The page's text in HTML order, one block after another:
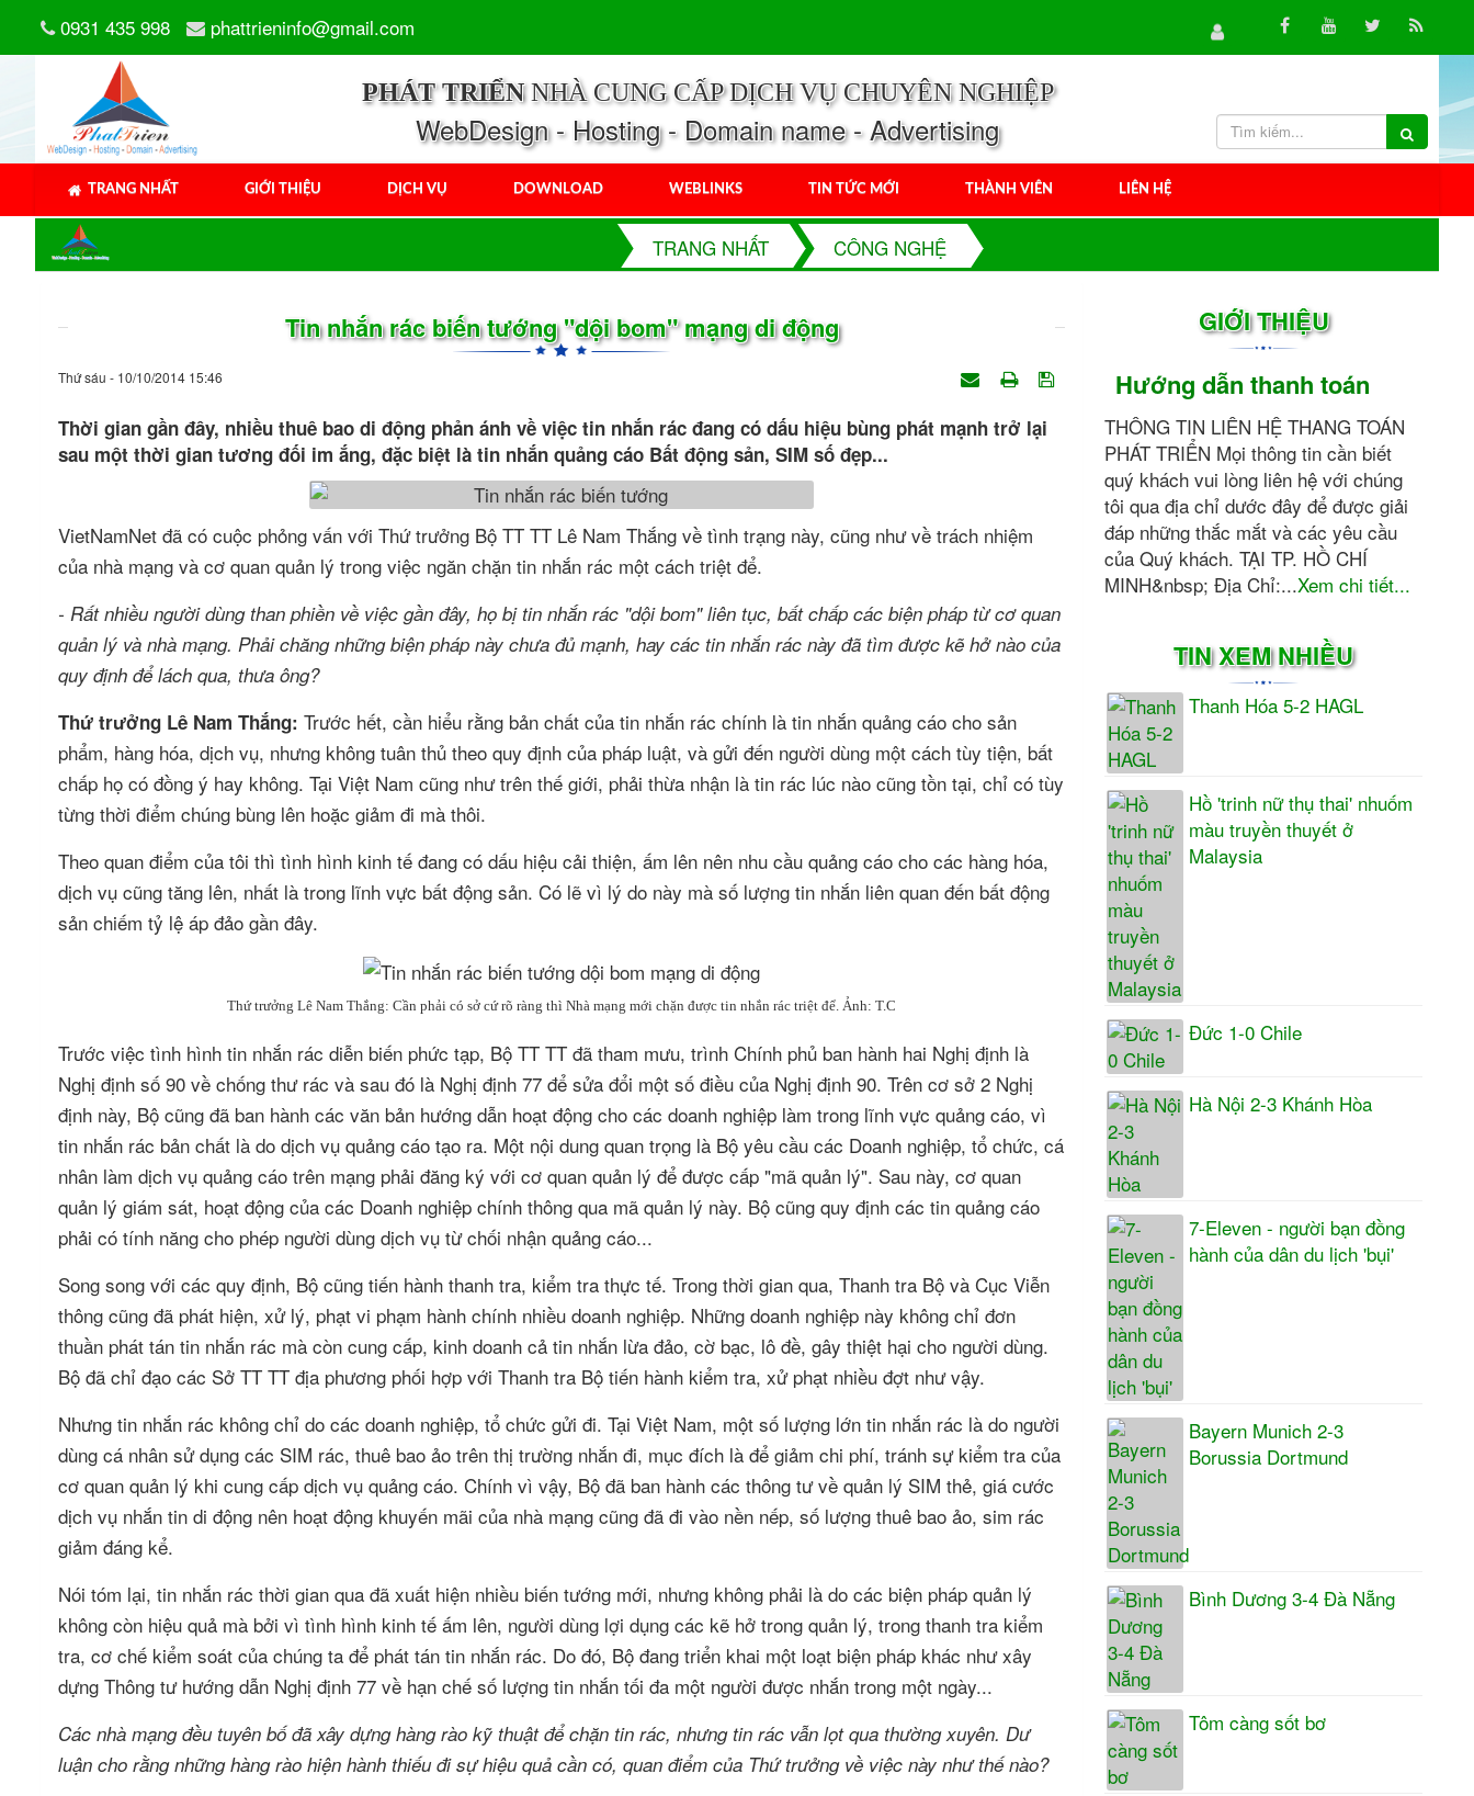
0931 435 998 phattrieninfo@gmail.com
PHÁT TRIỂNNHÀ CUNG CẤP DỊCH VỤ CHUYÊN NGHIỆP
WebDesign - Hosting - Domain name - Advertising
TRANG NHẤT GIỚI THIỆU DỊCH VỤ DOWNLOAD WEBLINKS TIN TỨC MỚI THÀNH VIÊN LIÊN HỆ
TRANG NHẤT CÔNG NGHỆ
Tin nhắn rác biến tướng "dội bom" mạng di động
Thứ sáu - 10/10/2014 15:46
Thời gian gần đây, nhiều thuê bao di động phản ánh về việc tin nhắn rác đang có dấu hiệu bùng phát mạnh trở lại
sau một thời gian tương đối im ắng, đặc biệt là tin nhắn quảng cáo Bất động sản, SIM số đẹp...
VietNamNet đã có cuộc phỏng vấn với Thứ trưởng Bộ TT TT Lê Nam Thắng về tình trạng này, cũng như về trách nhiệm
của nhà mạng và cơ quan quản lý trong việc ngăn chặn tin nhắn rác một cách triệt để.
- Rất nhiều người dùng than phiền về việc gần đây, họ bị tin nhắn rác "dội bom" liên tục, bất chấp các biện pháp từ cơ quan
quản lý và nhà mạng. Phải chăng những biện pháp này chưa đủ mạnh, hay các tin nhắn rác này đã tìm được kẽ hở nào của
quy định để lách qua, thưa ông?
Thứ trưởng Lê Nam Thắng: Trước hết, cần hiểu rằng bản chất của tin nhắn rác chính là tin nhắn quảng cáo cho sản
phẩm, hàng hóa, dịch vụ, nhưng không tuân thủ theo quy định của pháp luật, và gửi đến người dùng một cách tùy tiện, bất
chấp họ có đồng ý hay không. Tại Việt Nam cũng như trên thế giới, phải thừa nhận là tin rác lúc nào cũng tồn tại, chỉ có tùy
từng thời điểm chúng bùng lên hoặc giảm đi mà thôi.
Theo quan điểm của tôi thì tình hình kinh tế đang có dấu hiệu cải thiện, ấm lên nên nhu cầu quảng cáo cho các hàng hóa,
dịch vụ cũng tăng lên, nhất là trong lĩnh vực bất động sản. Có lẽ vì lý do này mà số lượng tin nhắn liên quan đến bất động
sản chiếm tỷ lệ áp đảo gần đây.
Thứ trưởng Lê Nam Thắng: Cần phải có sở cứ rõ ràng thì Nhà mạng mới chặn được tin nhắn rác triệt để. Ảnh: T.C
Trước việc tình hình tin nhắn rác diễn biến phức tạp, Bộ TT TT đã tham mưu, trình Chính phủ ban hành hai Nghị định là
Nghị định số 90 về chống thư rác và sau đó là Nghị định 77 để sửa đổi một số điều của Nghị định 90. Trên cơ sở 2 Nghị
định này, Bộ cũng đã ban hành các văn bản hướng dẫn hoạt động cho các doanh nghiệp làm trong lĩnh vực quảng cáo, vì
tin nhắn rác bản chất là do dịch vụ quảng cáo tạo ra. Một nội dung quan trọng là Bộ yêu cầu các Doanh nghiệp, tổ chức, cá
nhân làm dịch vụ quảng cáo trên mạng phải đăng ký với cơ quan quản lý để được cấp "mã quản lý". Sau này, cơ quan
quản lý giám sát, hoạt động của các Doanh nghiệp chính thông qua mã quản lý này. Bộ cũng quy định các tin quảng cáo
phải có tính năng cho phép người dùng dịch vụ từ chối nhận quảng cáo...
Song song với các quy định, Bộ cũng tiến hành thanh tra, kiểm tra thực tế. Trong thời gian qua, Thanh tra Bộ và Cục Viễn
thông cũng đã phát hiện, xử lý, phạt vi phạm hành chính nhiều doanh nghiệp. Những doanh nghiệp này không chỉ đơn
thuần phát tán tin nhắn rác mà còn cung cấp, kinh doanh cả tin nhắn lừa đảo, cờ bạc, lô đề, gây thiệt hại cho người dùng.
Bộ đã chỉ đạo các Sở TT TT địa phương phối hợp với Thanh tra Bộ tiến hành kiểm tra, xử phạt nhiều đợt như vậy.
Nhưng tin nhắn rác không chỉ do các doanh nghiệp, tổ chức gửi đi. Tại Việt Nam, một số lượng lớn tin nhắn rác là do người
dùng cá nhân sử dụng các SIM rác, thuê bao ảo trên thị trường nhắn đi, mục đích là để giảm chi phí, tránh sự kiểm tra của
cơ quan quản lý khi cung cấp dịch vụ quảng cáo. Chính vì vậy, Bộ đã ban hành các thông tư về quản lý SIM thẻ, giá cước
dịch vụ nhắn tin di động nên hoạt động khuyến mãi của nhà mạng cũng đã đi vào nền nếp, số lượng thuê bao ảo, sim rác
giảm đáng kể.
Nói tóm lại, tin nhắn rác thời gian qua đã xuất hiện nhiều biến tướng mới, nhưng không phải là do các biện pháp quản lý
không còn hiệu quả mà bởi vì tình hình kinh tế ấm lên, người dùng lợi dụng các kẽ hở trong quản lý, trong thanh tra kiểm
tra, cơ chế kiểm soát của chúng ta để phát tán tin nhắn rác. Do đó, Bộ đang triển khai một loạt biện pháp khác như xây
dựng Thông tư hướng dẫn Nghị định 77 về hạn chế số lượng tin nhắn tối đa một người được nhắn trong một ngày...
Các nhà mạng đều tuyên bố đã xây dựng hàng rào kỹ thuật để chặn tin rác, nhưng tin rác vẫn lọt qua thường xuyên. Dư
luận cho rằng những hàng rào hiện hành thiếu đi sự hiệu quả cần có, quan điểm của Thứ trưởng về việc này như thế nào?
GIỚI THIỆU
Hướng dẫn thanh toán
THÔNG TIN LIÊN HỆ THANG TOÁN
PHÁT TRIỂN Mọi thông tin cần biết
quý khách vui lòng liên hệ với chúng
tôi qua địa chỉ dước đây để được giải
đáp những thắc mắt và các yêu cầu
của Quý khách. TẠI TP. HỒ CHÍ
MINH&nbsp; Địa Chỉ:...Xem chi tiết...
TIN XEM NHIỀU
Thanh Hóa 5-2 HAGL
Hồ 'trinh nữ thụ thai' nhuốm
màu truyền thuyết ở
Malaysia
Đức 1-0 Chile
Hà Nội 2-3 Khánh Hòa
7-Eleven - người bạn đồng
hành của dân du lịch 'bụi'
Bayern Munich 2-3
Borussia Dortmund
Bình Dương 3-4 Đà Nẵng
Tôm càng sốt bơ